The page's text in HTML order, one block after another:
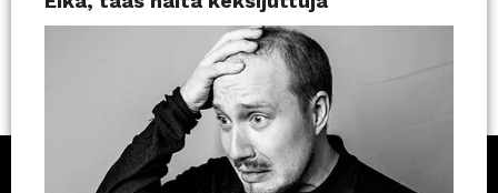
seuraavia kokeiluja, kuitenkin datapohjaisesti.
Less reporting, more insights.